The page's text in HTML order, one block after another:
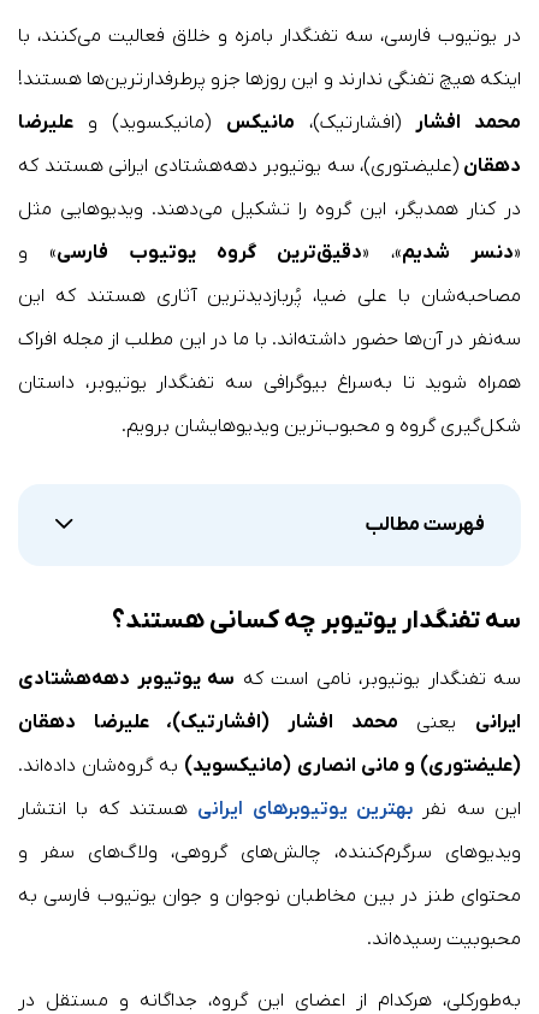
در یوتیوب فارسی، سه تفنگدار بامزه و خلاق فعالیت می‌کنند، با
اینکه هیچ تفنگی ندارند و این روزها جزو پرطرفدارترین‌ها هستند!
محمد افشار
(افشارتیک)، مانیکس (مانیکسوید) و علیرضا
دهقان (علیضتوری)، سه یوتیوبر دهه‌هشتادی ایرانی هستند که
در کنار همدیگر، این گروه را تشکیل می‌دهند. ویدیوهایی مثل
«دنسر شدیم»، «دقیق‌ترین گروه یوتیوب فارسی» و
مصاحبه‌شان با علی ضیا، پُربازدیدترین آثاری هستند که این
سه‌نفر در آن‌ها حضور داشته‌اند. با ما در این مطلب از مجله افراک
همراه شوید تا به‌سراغ بیوگرافی سه تفنگدار یوتیوبر، داستان
شکل‌گیری گروه و محبوب‌ترین ویدیوهایشان برویم.
فهرست مطالب
سه تفنگدار یوتیوبر چه کسانی هستند؟
سه تفنگدار یوتیوبر، نامی است که سه یوتیوبر دهه‌هشتادی
ایرانی یعنی محمد افشار (افشارتیک)، علیرضا دهقان
(علیضتوری) و مانی انصاری (مانیکسوید) به گروه‌شان داده‌اند.
این سه نفر بهترین یوتیوبرهای ایرانی هستند که با انتشار
ویدیوهای سرگرم‌کننده، چالش‌های گروهی، ولاگ‌های سفر و
محتوای طنز در بین مخاطبان نوجوان و جوان یوتیوب فارسی به
محبوبیت رسیده‌اند.
به‌طور‌کلی، هرکدام از اعضای این گروه، جداگانه و مستقل در